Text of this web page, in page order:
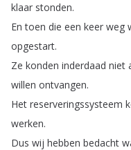
klaar stonden.
En toen die een keer weg
opgestart.
Ze konden inderdaad niet
willen ontvangen.
Het reserveringssysteem
werken.
Dus wij hebben bedacht